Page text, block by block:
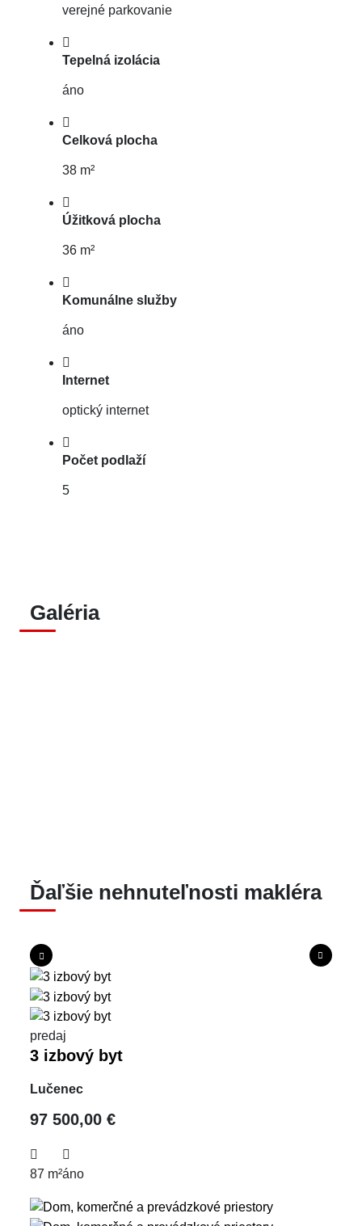
verejné parkovanie
Tepelná izolácia
áno
Celková plocha
38 m²
Úžitková plocha
36 m²
Komunálne služby
áno
Internet
optický internet
Počet podlaží
5
Galéria
Ďaľšie nehnuteľnosti makléra
predaj
3 izbový byt
Lučenec
97 500,00 €
87 m²áno